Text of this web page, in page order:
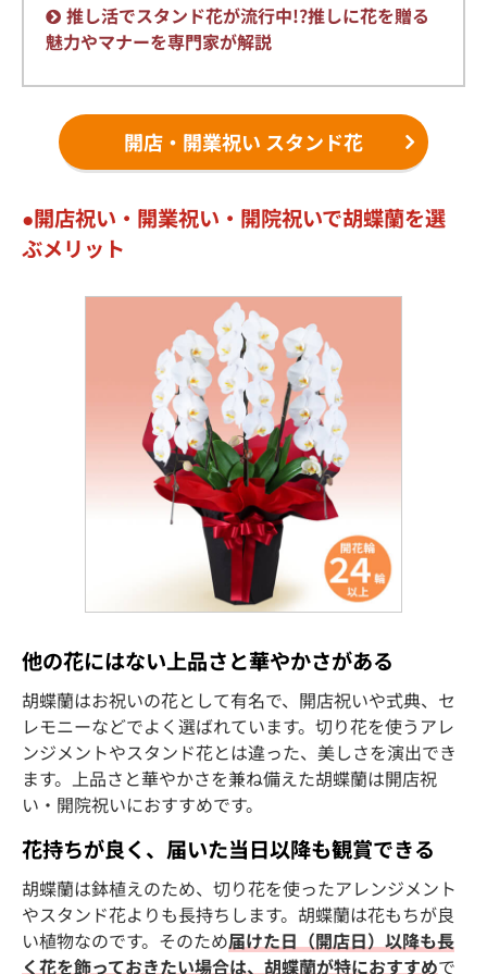
推し活でスタンド花が流行中!?推しに花を贈る
魅力やマナーを専門家が解説
開店・開業祝い スタンド花
開店祝い・開業祝い・開院祝いで胡蝶蘭を選
ぶメリット
他の花にはない上品さと華やかさがある
胡蝶蘭はお祝いの花として有名で、開店祝いや式典、セ
レモニーなどでよく選ばれています。切り花を使うアレ
ンジメントやスタンド花とは違った、美しさを演出でき
ます。上品さと華やかさを兼ね備えた胡蝶蘭は開店祝
い・開院祝いにおすすめです。
花持ちが良く、届いた当日以降も観賞できる
胡蝶蘭は鉢植えのため、切り花を使ったアレンジメント
やスタンド花よりも長持ちします。胡蝶蘭は花もちが良
い植物なのです。そのため届けた日（開店日）以降も長
く花を飾っておきたい場合は、胡蝶蘭が特におすすめで